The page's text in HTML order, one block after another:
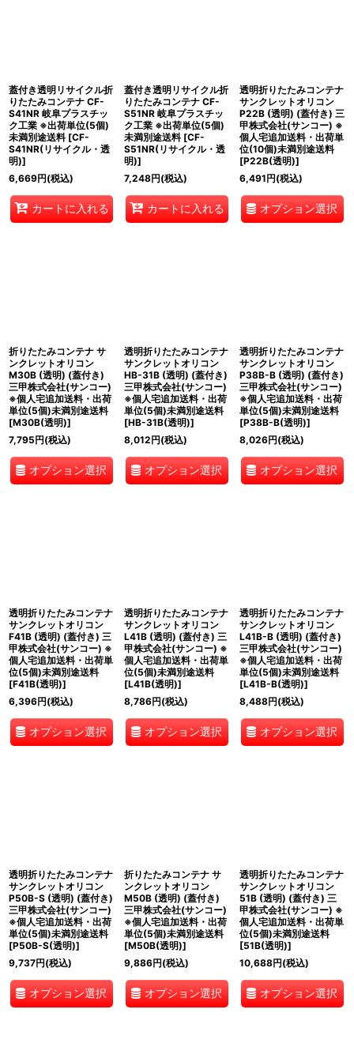
蓋付き透明リサイクル折
りたたみコンテナ CF-
S41NR 岐阜プラスチッ
ク工業 ※出荷単位(5個)
未満別途送料 [CF-
S41NR(リサイクル・透
明)]
6,669円(税込)
カートに入れる
蓋付き透明リサイクル折
りたたみコンテナ CF-
S51NR 岐阜プラスチッ
ク工業 ※出荷単位(5個)
未満別途送料 [CF-
S51NR(リサイクル・透
明)]
7,248円(税込)
カートに入れる
透明折りたたみコンテナ
サンクレットオリコン
P22B (透明) (蓋付き) 三
甲株式会社(サンコー) ※
個人宅追加送料・出荷単
位(10個)未満別途送料
[P22B(透明)]
6,491円(税込)
オプション選択
折りたたみコンテナ サ
ンクレットオリコン
M30B (透明) (蓋付き)
三甲株式会社(サンコー)
※個人宅追加送料・出荷
単位(5個)未満別途送料
[M30B(透明)]
7,795円(税込)
オプション選択
透明折りたたみコンテナ
サンクレットオリコン
HB-31B (透明) (蓋付き)
三甲株式会社(サンコー)
※個人宅追加送料・出荷
単位(5個)未満別途送料
[HB-31B(透明)]
8,012円(税込)
オプション選択
透明折りたたみコンテナ
サンクレットオリコン
P38B-B (透明) (蓋付き)
三甲株式会社(サンコー)
※個人宅追加送料・出荷
単位(5個)未満別途送料
[P38B-B(透明)]
8,026円(税込)
オプション選択
透明折りたたみコンテナ
サンクレットオリコン
F41B (透明) (蓋付き) 三
甲株式会社(サンコー) ※
個人宅追加送料・出荷単
位(5個)未満別途送料
[F41B(透明)]
6,396円(税込)
オプション選択
透明折りたたみコンテナ
サンクレットオリコン
L41B (透明) (蓋付き) 三
甲株式会社(サンコー) ※
個人宅追加送料・出荷単
位(5個)未満別途送料
[L41B(透明)]
8,786円(税込)
オプション選択
透明折りたたみコンテナ
サンクレットオリコン
L41B-B (透明) (蓋付き)
三甲株式会社(サンコー)
※個人宅追加送料・出荷
単位(5個)未満別途送料
[L41B-B(透明)]
8,488円(税込)
オプション選択
透明折りたたみコンテナ
サンクレットオリコン
P50B-S (透明) (蓋付き)
三甲株式会社(サンコー)
※個人宅追加送料・出荷
単位(5個)未満別途送料
[P50B-S(透明)]
9,737円(税込)
オプション選択
折りたたみコンテナ サ
ンクレットオリコン
M50B (透明) (蓋付き)
三甲株式会社(サンコー)
※個人宅追加送料・出荷
単位(5個)未満別途送料
[M50B(透明)]
9,886円(税込)
オプション選択
透明折りたたみコンテナ
サンクレットオリコン
51B (透明) (蓋付き) 三
甲株式会社(サンコー) ※
個人宅追加送料・出荷単
位(5個)未満別途送料
[51B(透明)]
10,688円(税込)
オプション選択